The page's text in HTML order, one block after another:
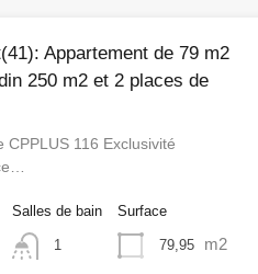
Appartement de 79 m2
250 m2 et 2 places de
CPPLUS 116 Exclusivité
Salles de bain
1
Surface
79,95 m2